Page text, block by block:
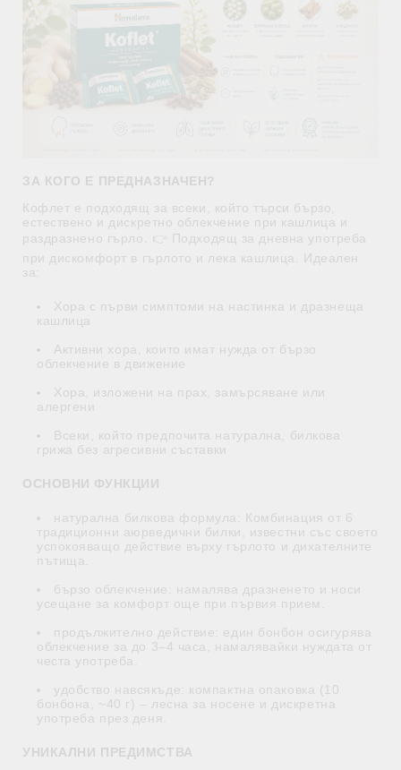
ЗА КОГО Е ПРЕДНАЗНАЧЕН?
Кофлет е подходящ за всеки, който търси бързо,
естествено и дискретно облекчение при кашлица и
раздразнено гърло. 👉 Подходящ за дневна употреба
при дискомфорт в гърлото и лека кашлица. Идеален
за:
Хора с първи симптоми на настинка и дразнеща
кашлица
Активни хора, които имат нужда от бързо
облекчение в движение
Хора, изложени на прах, замърсяване или
алергени
Всеки, който предпочита натурална, билкова
грижа без агресивни съставки
ОСНОВНИ ФУНКЦИИ
натурална билкова формула: Комбинация от 6
традиционни аюрведични билки, известни със своето
успокояващо действие върху гърлото и дихателните
пътища.
бързо облекчение: намалява дразненето и носи
усещане за комфорт още при първия прием.
продължително действие: един бонбон осигурява
облекчение за до 3–4 часа, намалявайки нуждата от
честа употреба.
удобство навсякъде: компактна опаковка (10
бонбона, ~40 г) – лесна за носене и дискретна
употреба през деня.
УНИКАЛНИ ПРЕДИМСТВА